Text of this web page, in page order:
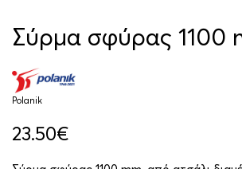
Σύρμα σφύρας 1100
Polanik
23.50€